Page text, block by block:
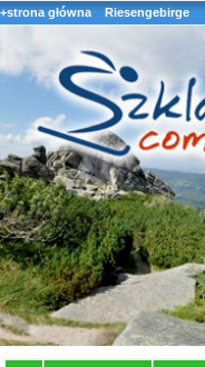
+strona główna Riesengebirge